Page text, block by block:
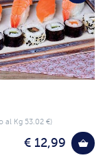
al Kg 53.02 €)
€ 12,99